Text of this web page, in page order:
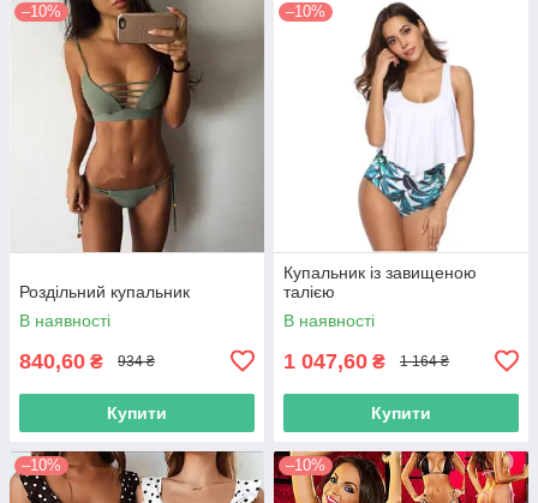
–10%
Роздільний купальник
В наявності
840,60 ₴ 934 ₴
Купити
–10%
Купальник із завищеною
талією
В наявності
1 047,60 ₴ 1 164 ₴
Купити
–10% –10%